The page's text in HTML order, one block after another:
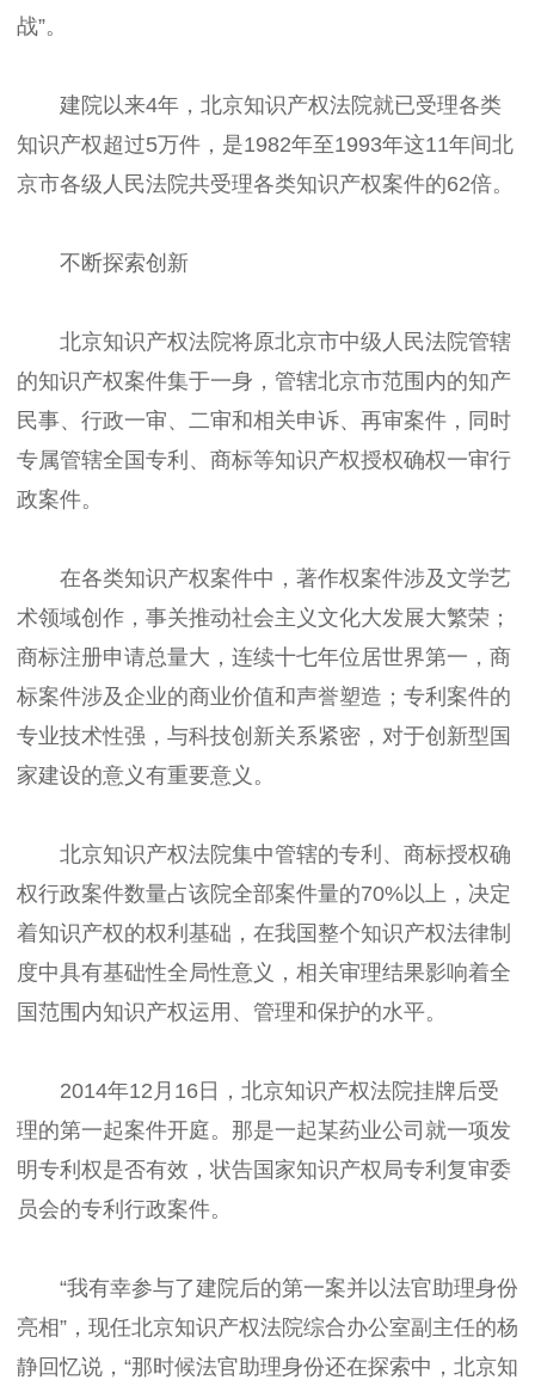
战”。
建院以来4年，北京知识产权法院就已受理各类
知识产权超过5万件，是1982年至1993年这11年间北
京市各级人民法院共受理各类知识产权案件的62倍。
不断探索创新
北京知识产权法院将原北京市中级人民法院管辖
的知识产权案件集于一身，管辖北京市范围内的知产
民事、行政一审、二审和相关申诉、再审案件，同时
专属管辖全国专利、商标等知识产权授权确权一审行
政案件。
在各类知识产权案件中，著作权案件涉及文学艺
术领域创作，事关推动社会主义文化大发展大繁荣；
商标注册申请总量大，连续十七年位居世界第一，商
标案件涉及企业的商业价值和声誉塑造；专利案件的
专业技术性强，与科技创新关系紧密，对于创新型国
家建设的意义有重要意义。
北京知识产权法院集中管辖的专利、商标授权确
权行政案件数量占该院全部案件量的70%以上，决定
着知识产权的权利基础，在我国整个知识产权法律制
度中具有基础性全局性意义，相关审理结果影响着全
国范围内知识产权运用、管理和保护的水平。
2014年12月16日，北京知识产权法院挂牌后受
理的第一起案件开庭。那是一起某药业公司就一项发
明专利权是否有效，状告国家知识产权局专利复审委
员会的专利行政案件。
“我有幸参与了建院后的第一案并以法官助理身份
亮相”，现任北京知识产权法院综合办公室副主任的杨
静回忆说，“那时候法官助理身份还在探索中，北京知